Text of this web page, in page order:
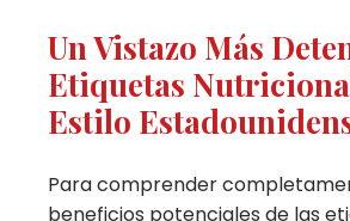
Un Vistazo Más
Etiquetas
Estilo
Para comprender
beneficios potenciales de las